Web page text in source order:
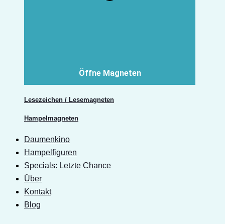
Öffne Magneten
Lesezeichen / Lesemagneten
Hampelmagneten
Daumenkino
Hampelfiguren
Specials: Letzte Chance
Über
Kontakt
Blog